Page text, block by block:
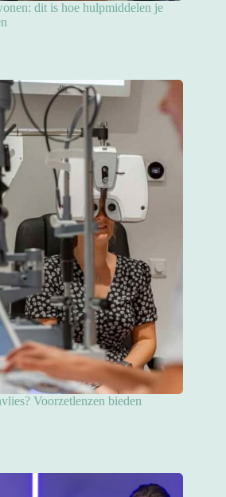
dit is hoe hulpmiddelen je
Voorzetlenzen bieden